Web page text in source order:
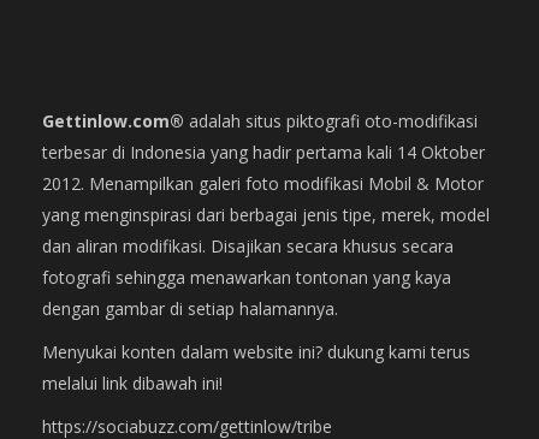
Gettinlow.com® adalah situs piktografi oto-modifikasi
terbesar di Indonesia yang hadir pertama kali 14 Oktober
2012. Menampilkan galeri foto modifikasi Mobil & Motor
yang menginspirasi dari berbagai jenis tipe, merek, model
dan aliran modifikasi. Disajikan secara khusus secara
fotografi sehingga menawarkan tontonan yang kaya
dengan gambar di setiap halamannya.
Menyukai konten dalam website ini? dukung kami terus
melalui link dibawah ini!
https://sociabuzz.com/gettinlow/tribe